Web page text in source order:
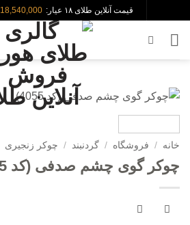
content
قیمت آنلاین طلای ۱۸ عیار: 18,540,000 تومان
خانه / فروشگاه / گردنبند / چوکر زنجیری
چوکر گوی چشم صدفی (کد 4055)